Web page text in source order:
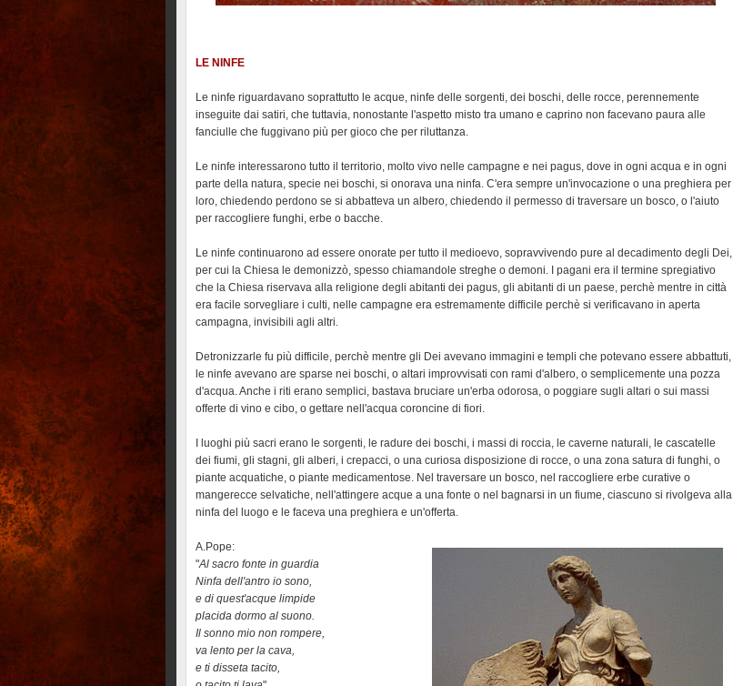
LE NINFE
Le ninfe riguardavano soprattutto le acque, ninfe delle sorgenti, dei boschi, delle rocce, perennemente
inseguite dai satiri, che tuttavia, nonostante l'aspetto misto tra umano e caprino non facevano paura alle
fanciulle che fuggivano più per gioco che per riluttanza.
Le ninfe interessarono tutto il territorio, molto vivo nelle campagne e nei pagus, dove in ogni acqua e in ogni
parte della natura, specie nei boschi, si onorava una ninfa. C'era sempre un'invocazione o una preghiera per
loro, chiedendo perdono se si abbatteva un albero, chiedendo il permesso di traversare un bosco, o l'aiuto
per raccogliere funghi, erbe o bacche.
Le ninfe continuarono ad essere onorate per tutto il medioevo, sopravvivendo pure al decadimento degli Dei,
per cui la Chiesa le demonizzò, spesso chiamandole streghe o demoni. I pagani era il termine spregiativo
che la Chiesa riservava alla religione degli abitanti dei pagus, gli abitanti di un paese, perchè mentre in città
era facile sorvegliare i culti, nelle campagne era estremamente difficile perchè si verificavano in aperta
campagna, invisibili agli altri.
Detronizzarle fu più difficile, perchè mentre gli Dei avevano immagini e templi che potevano essere abbattuti,
le ninfe avevano are sparse nei boschi, o altari improvvisati con rami d'albero, o semplicemente una pozza
d'acqua. Anche i riti erano semplici, bastava bruciare un'erba odorosa, o poggiare sugli altari o sui massi
offerte di vino e cibo, o gettare nell'acqua coroncine di fiori.
I luoghi più sacri erano le sorgenti, le radure dei boschi, i massi di roccia, le caverne naturali, le cascatelle
dei fiumi, gli stagni, gli alberi, i crepacci, o una curiosa disposizione di rocce, o una zona satura di funghi, o
piante acquatiche, o piante medicamentose. Nel traversare un bosco, nel raccogliere erbe curative o
mangerecce selvatiche, nell'attingere acque a una fonte o nel bagnarsi in un fiume, ciascuno si rivolgeva alla
ninfa del luogo e le faceva una preghiera e un'offerta.
A.Pope:
"Al sacro fonte in guardia
Ninfa dell'antro io sono,
e di quest'acque limpide
placida dormo al suono.
Il sonno mio non rompere,
va lento per la cava,
e ti disseta tacito,